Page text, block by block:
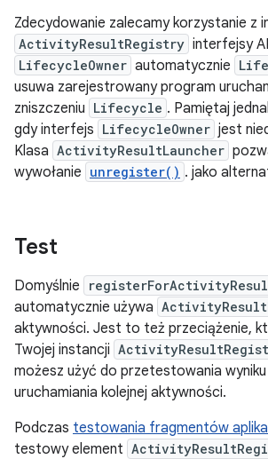
Zdecydowanie zalecamy korzystanie z
ActivityResultRegistry interfejsy
LifecycleOwner automatycznie
usuwa zarejestrowany program
zniszczeniu Lifecycle . Pamiętaj
gdy interfejs LifecycleOwner jest
Klasa ActivityResultLauncher
wywołanie unregister() . jako
Test
Domyślnie
automatycznie używa
aktywności. Jest to też przeciążenie,
Twojej instancji
możesz użyć do przetestowania
uruchamiania kolejnej aktywności.
Podczas testowania fragmentów
testowy element